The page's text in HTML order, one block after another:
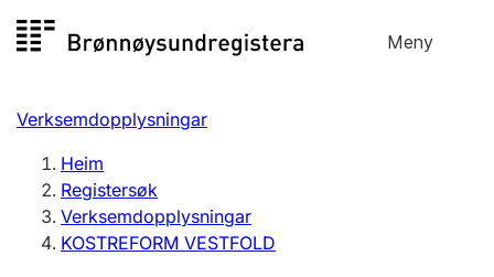
til
Meny
Registersøk
Aksjeselskap
Enkeltpersonføretak
Registrere, endre, slette
Verksemdopplysningar
Heim
Registersøk
Verksemdopplysningar
KOSTREFORM VESTFOLD